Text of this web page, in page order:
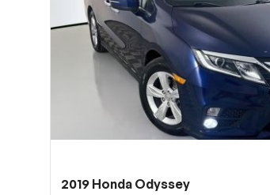
2019 Honda Odyssey